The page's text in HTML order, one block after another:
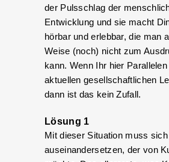
der Pulsschlag der
Entwicklung und sie macht
hörbar und erlebbar, die man
Weise (noch) nicht zum
kann. Wenn Ihr hier
aktuellen gesellschaftlichen
dann ist das kein Zufall.
Lösung 1
Mit dieser Situation muss
auseinandersetzen, der von